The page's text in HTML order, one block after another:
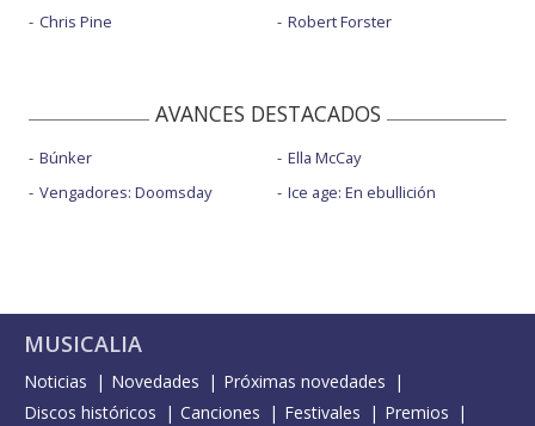
Chris Pine
Robert Forster
AVANCES DESTACADOS
Búnker
Vengadores: Doomsday
Ella McCay
Ice age: En ebullición
MUSICALIA
Noticias Novedades
Próximas novedades
Discos históricos
Canciones Festivales
Premios